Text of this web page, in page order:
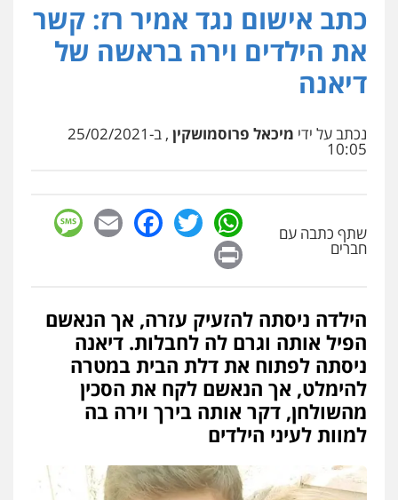
עו"ד איהאב ג'לג'ולי
פלילי מעצרים וחקירות עורכי דין לענייני
אסירים
0505216700
פלילי צבאי מעצרים וחקירות
עו"ד אלון קריטי
כלכלי אלימות סמים מעצרים
0525544654
מנשה, אלמוג – עורכי דין
פלילי עבירות תנועה צווארון לבן
עורכי דין לענייני אסירים מעצרים וחקירות
0546470989
עו"ד זוהר ארבל
פלילי פשיעה חמורה
קטינים
0538788878
כתב אישום נגד אמיר רז: קשר
את הילדים וירה בראשה של
דיאנה
נכתב על ידי מיכאל פרוסמושקין , ב-25/02/2021
10:05
שתף כתבה עם
חברים
WhatsApp
Twitter
Facebook
Email
הילדה ניסתה להזעיק עזרה, אך הנאשם
הפיל אותה וגרם לה לחבלות. דיאנה
ניסתה לפתוח את דלת הבית במטרה
להימלט, אך הנאשם לקח את הסכין
מהשולחן, דקר אותה בירך וירה בה
למוות לעיני הילדים